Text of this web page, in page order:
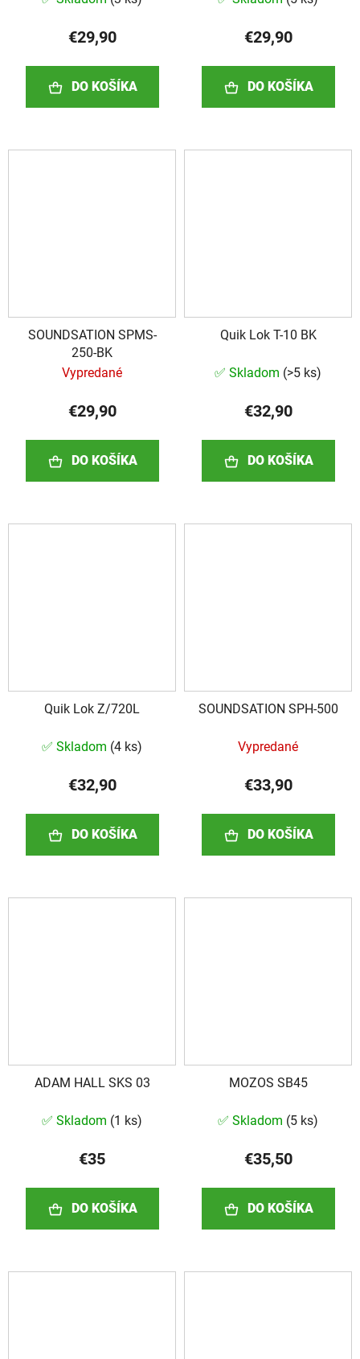
€29,90
DO KOŠÍKA
€29,90
DO KOŠÍKA
SOUNDSATION SPMS-
250-BK
Vypredané
€29,90
DO KOŠÍKA
Quik Lok T-10 BK
✅ Skladom (>5 ks)
€32,90
DO KOŠÍKA
Quik Lok Z/720L
✅ Skladom (4 ks)
€32,90
DO KOŠÍKA
SOUNDSATION SPH-500
Vypredané
€33,90
DO KOŠÍKA
ADAM HALL SKS 03
✅ Skladom (1 ks)
€35
DO KOŠÍKA
MOZOS SB45
✅ Skladom (5 ks)
€35,50
DO KOŠÍKA